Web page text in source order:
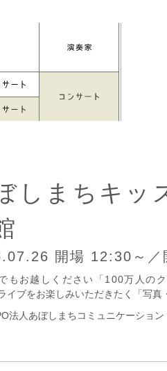
しまちキッ
開場 12:30～／
もお越しください「100万人の
イブをお楽しみいただきたく「写真
法人あぼしまちコミュニケ